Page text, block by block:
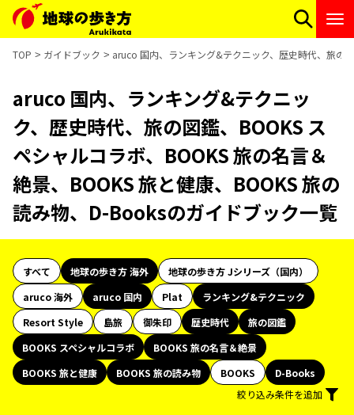
TOP ガイドブック aruco 国内、ランキング&テクニック、歴史時代、旅の
aruco 国内、ランキング&テクニッ
ク、歴史時代、旅の図鑑、BOOKS ス
ペシャルコラボ、BOOKS 旅の名言＆
絶景、BOOKS 旅と健康、BOOKS 旅の
読み物、D-Booksのガイドブック一覧
すべて 地球の歩き方 海外
地球の歩き方 Jシリーズ（国内）
aruco 海外
aruco 国内 Plat
ランキング&テクニック
Resort Style
島旅 御朱印 歴史時代
旅の図鑑
BOOKS スペシャルコラボ
BOOKS 旅の名言＆絶景
BOOKS 旅と健康
BOOKS 旅の読み物 BOOKS
D-Books
絞り込み条件を追加